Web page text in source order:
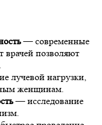
— современные
врачей позволяют
лучевой нагрузки,
женщинам.
— исследование